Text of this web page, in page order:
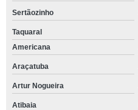
Sertãozinho
Taquaral
Americana
Araçatuba
Artur Nogueira
Atibaia